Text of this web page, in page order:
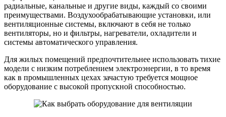
радиальные, канальные и другие виды, каждый со своими
преимуществами. Воздухообрабатывающие установки, или
вентиляционные системы, включают в себя не только
вентиляторы, но и фильтры, нагреватели, охладители и
системы автоматического управления.
Для жилых помещений предпочтительнее использовать тихие
модели с низким потреблением электроэнергии, в то время
как в промышленных цехах зачастую требуется мощное
оборудование с высокой пропускной способностью.